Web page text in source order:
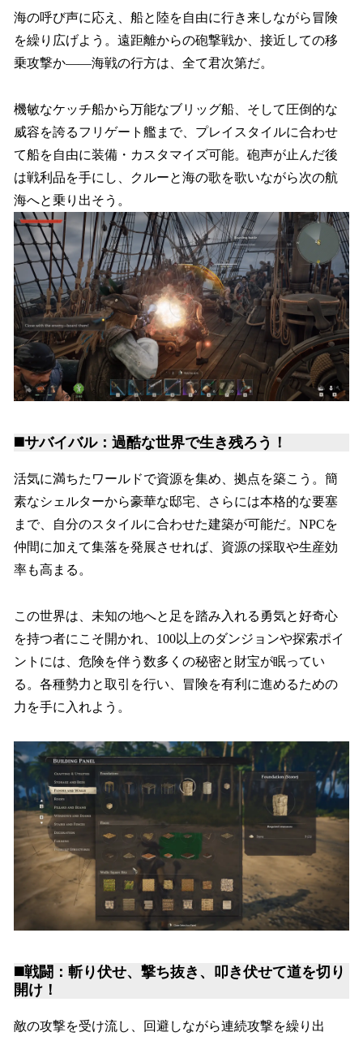
海の呼び声に応え、船と陸を自由に行き来しながら冒険
を繰り広げよう。遠距離からの砲撃戦か、接近しての移
乗攻撃か——海戦の行方は、全て君次第だ。
機敏なケッチ船から万能なブリッグ船、そして圧倒的な
威容を誇るフリゲート艦まで、プレイスタイルに合わせ
て船を自由に装備・カスタマイズ可能。砲声が止んだ後
は戦利品を手にし、クルーと海の歌を歌いながら次の航
海へと乗り出そう。
◼️サバイバル：過酷な世界で生き残ろう！
活気に満ちたワールドで資源を集め、拠点を築こう。簡
素なシェルターから豪華な邸宅、さらには本格的な要塞
まで、自分のスタイルに合わせた建築が可能だ。NPCを
仲間に加えて集落を発展させれば、資源の採取や生産効
率も高まる。
この世界は、未知の地へと足を踏み入れる勇気と好奇心
を持つ者にこそ開かれ、100以上のダンジョンや探索ポイ
ントには、危険を伴う数多くの秘密と財宝が眠ってい
る。各種勢力と取引を行い、冒険を有利に進めるための
力を手に入れよう。
◼️戦闘：斬り伏せ、撃ち抜き、叩き伏せて道を切り
開け！
敵の攻撃を受け流し、回避しながら連続攻撃を繰り出